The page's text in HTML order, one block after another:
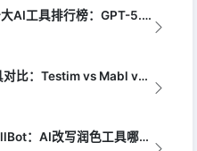
2026年Q2全球十大AI工具排行榜：GPT-5.4领跑，Claude Opus...
AI自动化测试工具对比：Testim vs Mabl vs Playwright...
Wordtune vs QuillBot：AI改写润色工具哪家强（PCMag）